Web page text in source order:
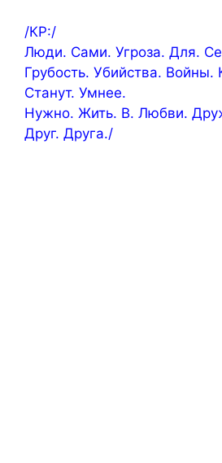
/КР:/
Люди. Сами. Угроза. Для.
Грубость. Убийства. Войны.
Станут. Умнее.
Нужно. Жить. В. Любви.
Друг. Друга./